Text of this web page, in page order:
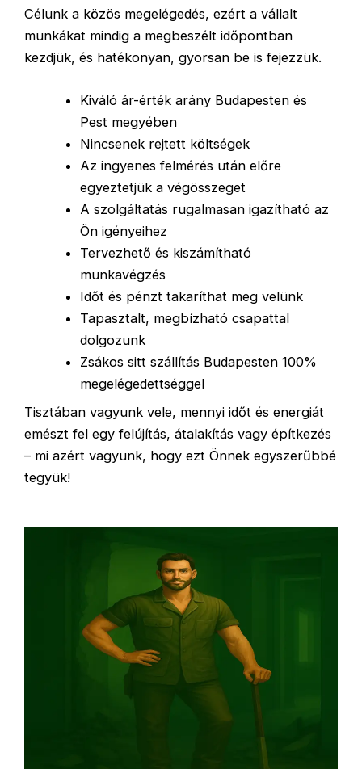
Célunk a közös megelégedés, ezért a vállalt
munkákat mindig a megbeszélt időpontban
kezdjük, és hatékonyan, gyorsan be is fejezzük.
Kiváló ár-érték arány Budapesten és
Pest megyében
Nincsenek rejtett költségek
Az ingyenes felmérés után előre
egyeztetjük a végösszeget
A szolgáltatás rugalmasan igazítható az
Ön igényeihez
Tervezhető és kiszámítható
munkavégzés
Időt és pénzt takaríthat meg velünk
Tapasztalt, megbízható csapattal
dolgozunk
Zsákos sitt szállítás Budapesten 100%
megelégedettséggel
Tisztában vagyunk vele, mennyi időt és energiát
emészt fel egy felújítás, átalakítás vagy építkezés
– mi azért vagyunk, hogy ezt Önnek egyszerűbbé
tegyük!